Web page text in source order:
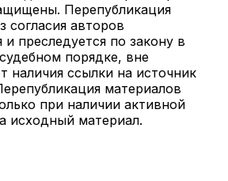
Перепубликация
согласия авторов
и преследуется по закону в
порядке, вне
наличия ссылки на источник
материалов
при наличии активной
исходный материал.